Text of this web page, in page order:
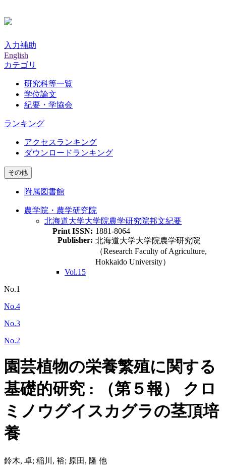
入力補助
English
カテゴリ
研究科等一覧
学位論文
紀要・学協会
ランキング
アクセスランキング
ダウンロードランキング
その他
附属図書館
農学院・農学研究院
北海道大学大学院農学研究院邦文紀要
Print ISSN: 1881-8064
Publisher: 北海道大学大学院農学研究院
（Research Faculty of Agriculture,
Hokkaido University）
Vol.15
No.1
No.4
No.3
No.2
園芸植物の栄養繁殖に関する
基礎的研究 : （第５報） クロ
ミノウグイスカグラの茎頂培
養
鈴木, 卓; 稲川, 裕; 原田, 隆 他